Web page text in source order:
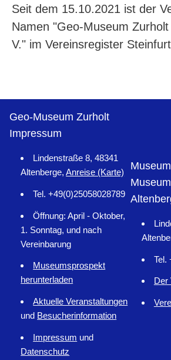
Seit dem 15.10.2021 ist der
Namen "Geo-Museum
V." im Vereinsregister
Geo-Museum Zurholt
Impressum
Lindenstraße 8, 48341
Altenberge,Anreise (Karte)
Tel. +49(0)25058028789
Öffnung: April - Oktober,
1. Sonntag, und nach
Vereinbarung
Museumsprospekt
herunterladen
Aktuelle Veranstaltungen
und Besucherinformation
Impressum und
Datenschutz
Tel.
Der